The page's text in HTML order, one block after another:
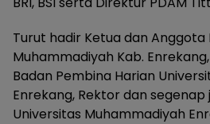
Turut hadir Ketua dan Anggota
Muhammadiyah Kab.
Badan Pembina Harian
Enrekang, Rektor dan
Universitas Muhammadiyah